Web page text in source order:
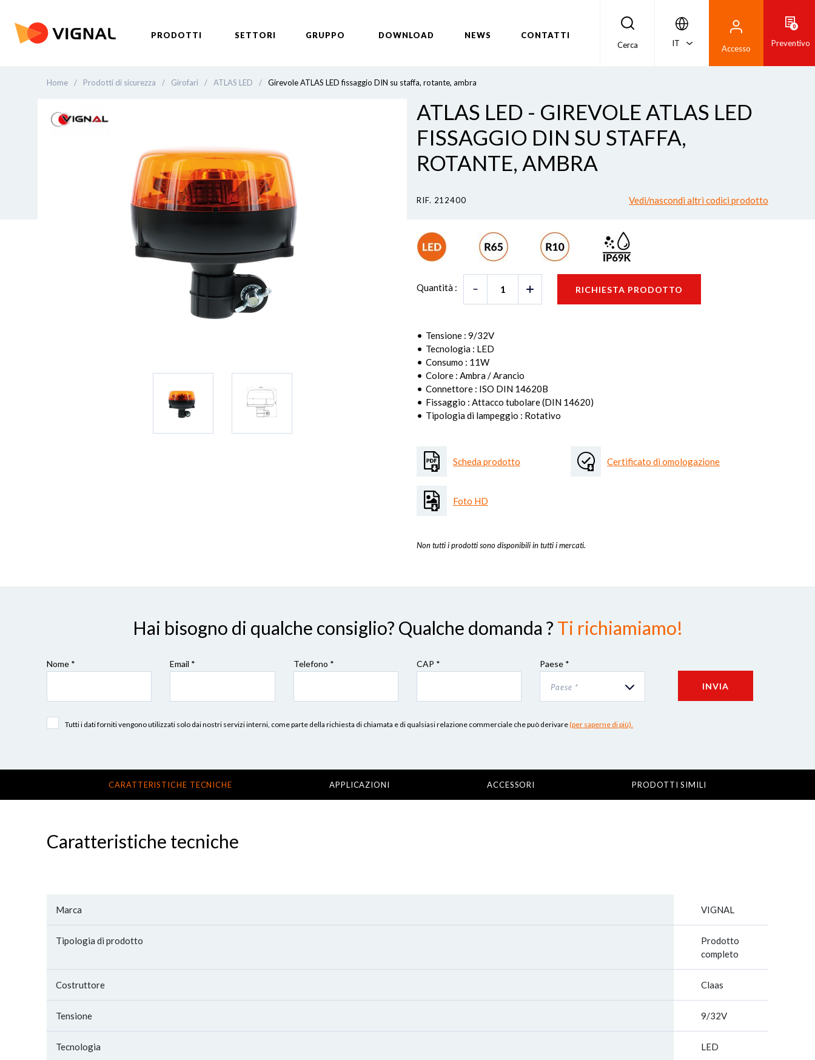
PRODOTTI SETTORI GRUPPO DOWNLOAD NEWS
CONTATTI
Cerca
IT
Accesso
0
Preventivo
Home / Prodotti di sicurezza / Girofari / ATLAS LED / Girevole ATLAS LED fissaggio DIN su staffa, rotante, ambra
ATLAS LED - GIREVOLE ATLAS LED
FISSAGGIO DIN SU STAFFA,
ROTANTE, AMBRA
RIF. 212400 Vedi/nascondi altri codici prodotto
Quantità : RICHIESTA PRODOTTO
Tensione : 9/32V
Tecnologia : LED
Consumo : 11W
Colore : Ambra / Arancio
Connettore : ISO DIN 14620B
Fissaggio : Attacco tubolare (DIN 14620)
Tipologia di lampeggio : Rotativo
Scheda prodotto
Foto HD
Certificato di omologazione
Non tutti i prodotti sono disponibili in tutti i mercati.
Hai bisogno di qualche consiglio? Qualche domanda ? Ti richiamiamo!
Nome * Email * Telefono * CAP * Paese *
Paese * INVIA
Tutti i dati forniti vengono utilizzati solo dai nostri servizi interni, come parte della richiesta di chiamata e di qualsiasi relazione commerciale che può derivare(per saperne di più).
CARATTERISTICHE TECNICHE APPLICAZIONI ACCESSORI PRODOTTI SIMILI
Caratteristiche tecniche
Marca VIGNAL
Tipologia di prodotto
Prodotto
completo
Costruttore Claas
Tensione 9/32V
Tecnologia LED